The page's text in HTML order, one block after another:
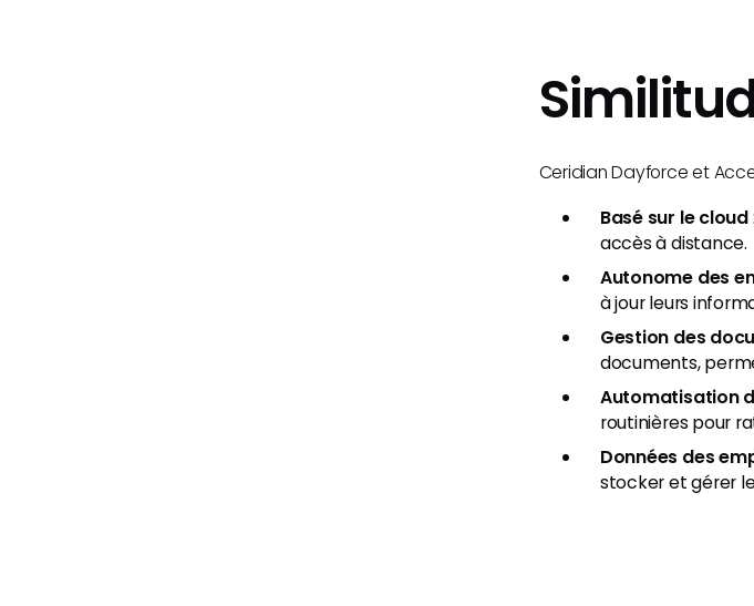
Ceridian Dayforce et
Basé sur le cloud
accès à distance.
Autonome des
à jour leurs
Gestion des
documents,
Automatisation
routinières pour
Données des
stocker et gérer